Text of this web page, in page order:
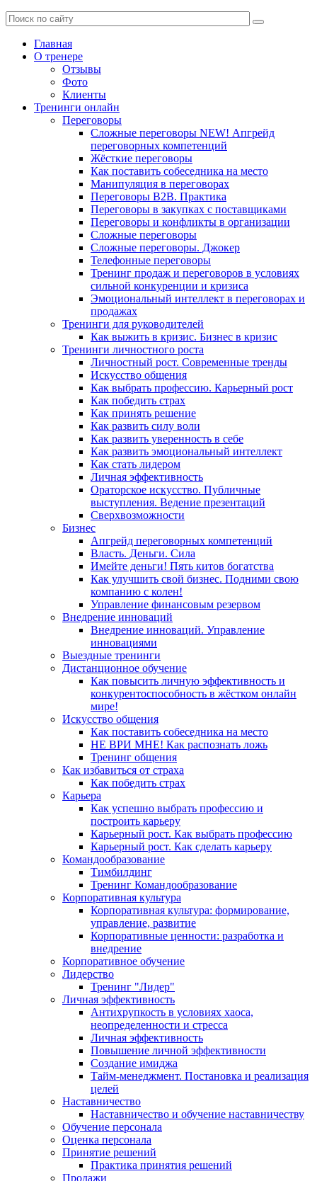
Главная
О тренере
Отзывы
Фото
Клиенты
Тренинги онлайн
Переговоры
Сложные переговоры NEW! Апгрейд
переговорных компетенций
Жёсткие переговоры
Как поставить собеседника на место
Манипуляция в переговорах
Переговоры B2B. Практика
Переговоры в закупках с поставщиками
Переговоры и конфликты в организации
Сложные переговоры
Сложные переговоры. Джокер
Телефонные переговоры
Тренинг продаж и переговоров в условиях
сильной конкуренции и кризиса
Эмоциональный интеллект в переговорах и
продажах
Тренинги для руководителей
Как выжить в кризис. Бизнес в кризис
Тренинги личностного роста
Личностный рост. Современные тренды
Искусство общения
Как выбрать профессию. Карьерный рост
Как победить страх
Как принять решение
Как развить силу воли
Как развить уверенность в себе
Как развить эмоциональный интеллект
Как стать лидером
Личная эффективность
Ораторское искусство. Публичные
выступления. Ведение презентаций
Сверхвозможности
Бизнес
Апгрейд переговорных компетенций
Власть. Деньги. Сила
Имейте деньги! Пять китов богатства
Как улучшить свой бизнес. Подними свою
компанию с колен!
Управление финансовым резервом
Внедрение инноваций
Внедрение инноваций. Управление
инновациями
Выездные тренинги
Дистанционное обучение
Как повысить личную эффективность и
конкурентоспособность в жёстком онлайн
мире!
Искусство общения
Как поставить собеседника на место
НЕ ВРИ МНЕ! Как распознать ложь
Тренинг общения
Как избавиться от страха
Как победить страх
Карьера
Как успешно выбрать профессию и
построить карьеру
Карьерный рост. Как выбрать профессию
Карьерный рост. Как сделать карьеру
Командообразование
Тимбилдинг
Тренинг Командообразование
Корпоративная культура
Корпоративная культура: формирование,
управление, развитие
Корпоративные ценности: разработка и
внедрение
Корпоративное обучение
Лидерство
Тренинг "Лидер"
Личная эффективность
Антихрупкость в условиях хаоса,
неопределенности и стресса
Личная эффективность
Повышение личной эффективности
Создание имиджа
Тайм-менеджмент. Постановка и реализация
целей
Наставничество
Наставничество и обучение наставничеству
Обучение персонала
Оценка персонала
Принятие решений
Практика принятия решений
Продажи